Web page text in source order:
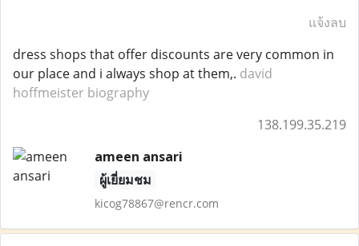
แจ้งลบ
dress shops that offer discounts are very common in
our place and i always shop at them,. david
hoffmeister biography
138.199.35.219
ameen ansari
ผู้เยี่ยมชม
kicog78867@rencr.com